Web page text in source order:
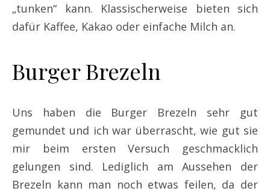
„tunken“ kann. Klassischerweise bieten sich
dafür Kaffee, Kakao oder einfache Milch an.
Burger Brezeln
Uns haben die Burger Brezeln sehr gut
gemundet und ich war überrascht, wie gut sie
mir beim ersten Versuch geschmacklich
gelungen sind. Lediglich am Aussehen der
Brezeln kann man noch etwas feilen, da der